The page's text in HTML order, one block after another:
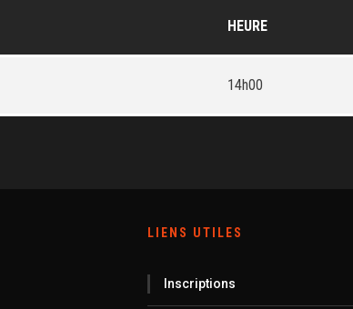
HEURE
14h00
LIENS UTILES
Inscriptions